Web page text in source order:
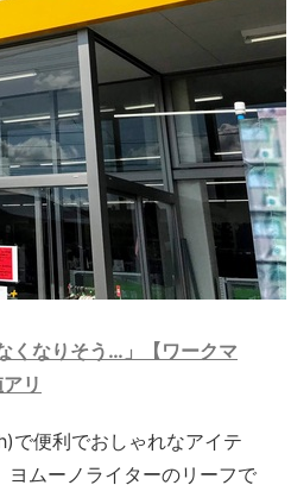
くなりそう…」【ワークマ
リ
で便利でおしゃれなアイテ
ムーノライターのリーフで